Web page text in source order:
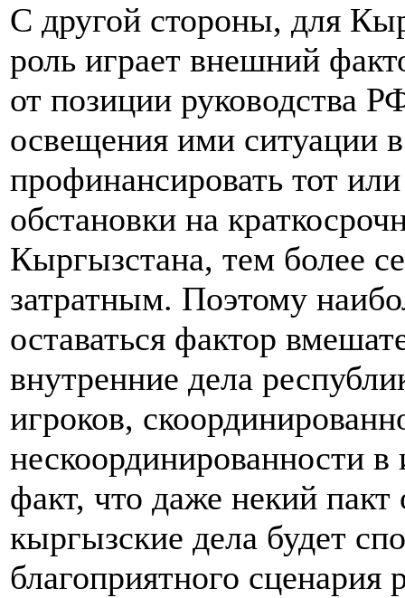
С другой стороны, для
роль играет внешний
от позиции руководства
освещения ими ситуации
профинансировать тот
обстановки на
Кыргызстана, тем более
затратным. Поэтому
оставаться фактор
внутренние дела
игроков,
нескоординированности
факт, что даже некий
кыргызские дела будет
благоприятного сценария